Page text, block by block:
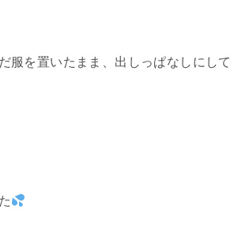
服を置いたまま、出しっぱなしにして